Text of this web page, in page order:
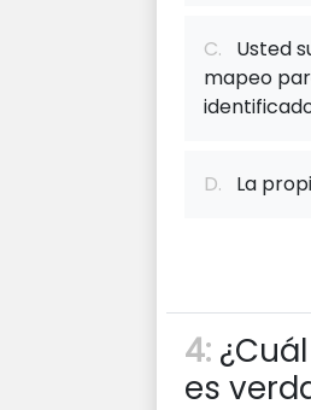
C. Usted
mapeo
D. La
4:
es